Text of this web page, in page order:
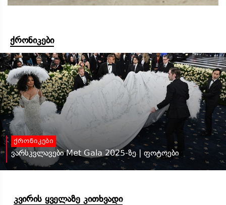
ქრონიკები
ქრონიკები
ვარსკვლავები Met Gala 2025-ზე | ფოტოები
კვირის ყველაზე კითხვადი